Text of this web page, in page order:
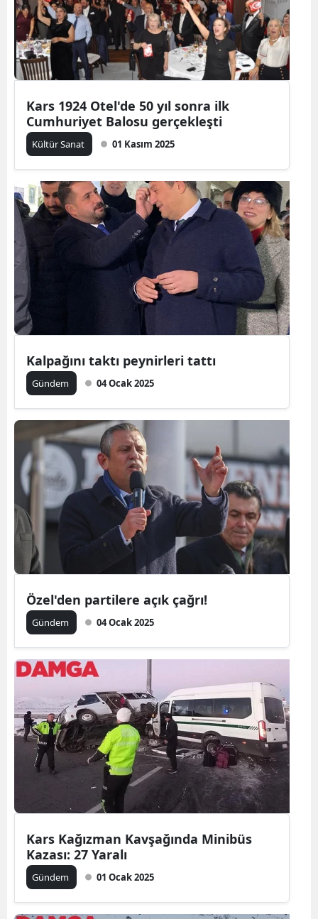
Kars 1924 Otel'de 50 yıl sonra ilk
Cumhuriyet Balosu gerçekleşti
Kültür Sanat 01 Kasım 2025
Kalpağını taktı peynirleri tattı
Gündem 04 Ocak 2025
Özel'den partilere açık çağrı!
Gündem 04 Ocak 2025
Kars Kağızman Kavşağında Minibüs
Kazası: 27 Yaralı
Gündem 01 Ocak 2025